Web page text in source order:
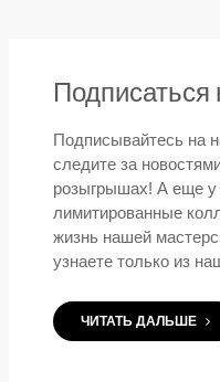
Подписаться
Подписывайтесь на
следите за
розыгрышах! А еще
лимитированные
жизнь нашей
узнаете только из
ЧИТАТЬ ДАЛЬШЕ